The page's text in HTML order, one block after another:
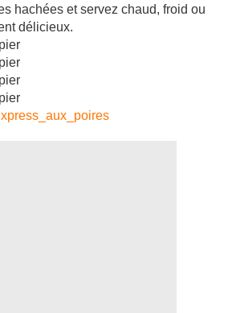
hachées et servez chaud, froid ou
délicieux.